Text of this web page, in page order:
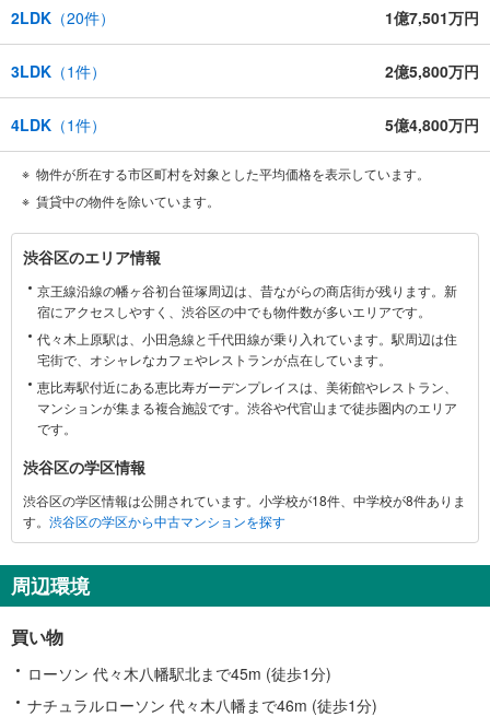
2LDK （20件） 1億7,501万円
3LDK （1件） 2億5,800万円
4LDK （1件） 5億4,800万円
物件が所在する市区町村を対象とした平均価格を表示しています。
賃貸中の物件を除いています。
渋
谷
区
に
関
す
る
渋谷区のエリア情報
京王線沿線の幡ヶ谷初台笹塚周辺は、昔ながらの商店街が残ります。新
宿にアクセスしやすく、渋谷区の中でも物件数が多いエリアです。
代々木上原駅は、小田急線と千代田線が乗り入れています。駅周辺は住
宅街で、オシャレなカフェやレストランが点在しています。
恵比寿駅付近にある恵比寿ガーデンプレイスは、美術館やレストラン、
マンションが集まる複合施設です。渋谷や代官山まで徒歩圏内のエリア
です。
渋谷区の学区情報
渋谷区の学区情報は公開されています。小学校が18件、中学校が8件ありま
す。 渋谷区の学区から中古マンションを探す
周辺環境
買い物
ローソン 代々木八幡駅北まで45m (徒歩1分)
ナチュラルローソン 代々木八幡まで46m (徒歩1分)